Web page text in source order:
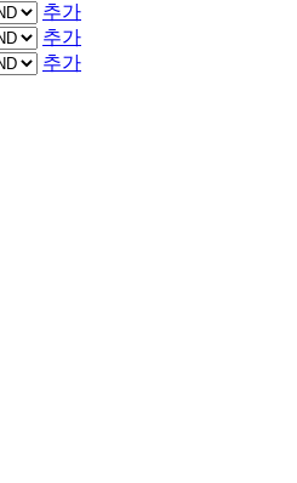
추가
추가
추가